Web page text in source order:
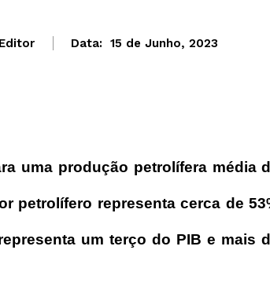
Editor Data: 15 de Junho, 2023
uma produção petrolífera média
petrolífero representa cerca de
um terço do PIB e mais